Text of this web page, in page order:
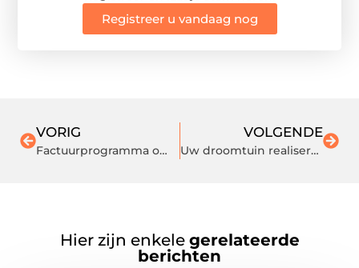
Registreer u vandaag nog
VORIG
Factuurprogramma om het werk te vergemakkelijken
VOLGENDE
Uw droomtuin realiseren met de hulp van een ervaren, gepassioneerde hovenier in Den Bosch
Hier zijn enkele gerelateerde
berichten